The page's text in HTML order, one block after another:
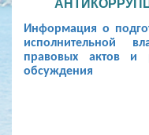
Информация о
исполнительной
правовых актов и
обсуждения